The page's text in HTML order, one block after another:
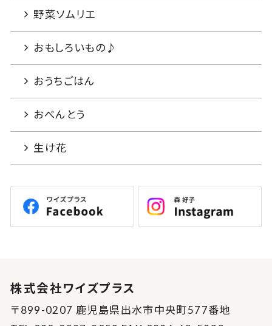
野菜ソムリエ
おもしろいもの♪
おうちごはん
おべんとう
生け花
株式会社ワイズプラス
〒899-0207 鹿児島県出水市中央町577番地